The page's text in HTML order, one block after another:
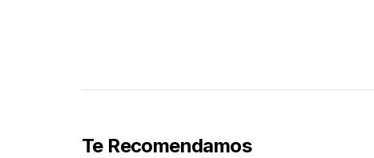
Te Recomendamos